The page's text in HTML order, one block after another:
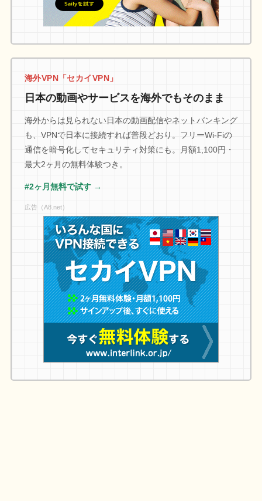
海外VPN「セカイVPN」
日本の動画やサービスを海外でもそのまま
海外からは見られない日本の動画配信やネットバンキング
も、VPNで日本に接続すれば普段どおり。フリーWi-Fiの
通信を暗号化してセキュリティ対策にも。月額1,100円・
最大2ヶ月の無料体験つき。
#2ヶ月無料で試す →
広告（A8.net）